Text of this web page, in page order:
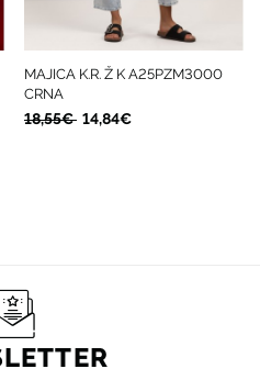
MAJICA K.R. Ž K A25PZM3000
CRNA
18,55€ 14,84€